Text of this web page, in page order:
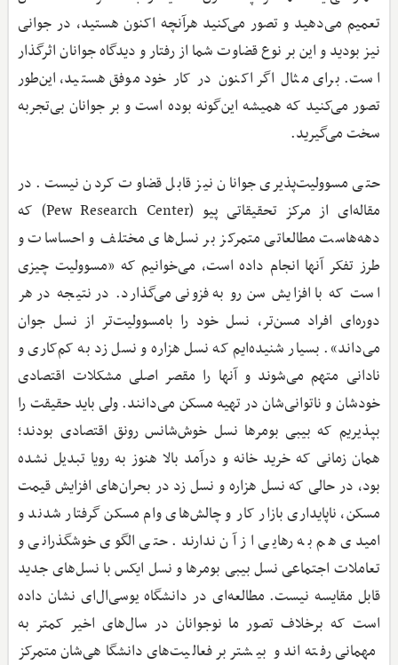
تعمیم می‌دهید و تصور می‌کنید هرآنچه اکنون هستید، در جوانی
نیز بودید و این بر نوع قضاوت شما از رفتار و دیدگاه جوانان اثرگذار
است. برای مثال اگر اکنون در کار خود موفق هستید، این‌طور
تصور می‌کنید که همیشه این‌گونه بوده است و بر جوانان بی‌تجربه
سخت می‌گیرید.
حتی مسوولیت‌پذیری جوانان نیز قابل قضاوت کردن نیست. در
مقاله‌ای از مرکز تحقیقاتی پیو (Pew Research Center) که
دهه‌هاست مطالعاتی متمرکز بر نسل‌های مختلف و احساسات و
طرز تفکر آنها انجام داده است، می‌خوانیم که «مسوولیت چیزی
است که با افزایش سن رو به فزونی می‌گذارد. در نتیجه در هر
دوره‌ای افراد مسن‌تر، نسل خود را بامسوولیت‌تر از نسل جوان
می‌داند». بسیار شنیده‌ایم که نسل هزاره و نسل زد به کم‌کاری و
نادانی متهم می‌شوند و آنها را مقصر اصلی مشکلات اقتصادی
خودشان و ناتوانی‌شان در تهیه مسکن می‌دانند. ولی باید حقیقت را
بپذیریم که بیبی بومرها نسل خوش‌شانس رونق اقتصادی بودند؛
همان زمانی که خرید خانه و درآمد بالا هنوز به رویا تبدیل نشده
بود، در حالی که نسل هزاره و نسل زد در بحران‌های افزایش قیمت
مسکن، ناپایداری بازار کار و چالش‌های وام مسکن گرفتار شدند و
امیدی هم به رهایی از آن ندارند. حتی الگوی خوشگذرانی و
تعاملات اجتماعی نسل بیبی بومرها و نسل ایکس با نسل‌های جدید
قابل مقایسه نیست. مطالعه‌ای در دانشگاه یوسی‌ال‌ای نشان داده
است که برخلاف تصور ما نوجوانان در سال‌های اخیر کمتر به
مهمانی رفته‌اند و بیشتر بر فعالیت‌های دانشگاهی‌شان متمرکز